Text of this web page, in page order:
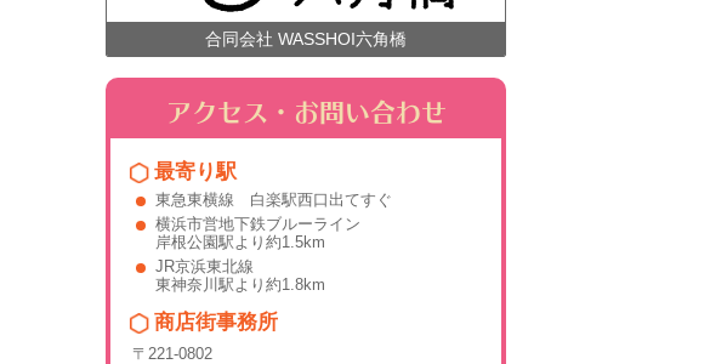
合同会社 WASSHOI六角橋
アクセス・お問い合わせ
最寄り駅
東急東横線 白楽駅西口出てすぐ
横浜市営地下鉄ブルーライン
岸根公園駅より約1.5km
JR京浜東北線
東神奈川駅より約1.8km
商店街事務所
〒221-0802